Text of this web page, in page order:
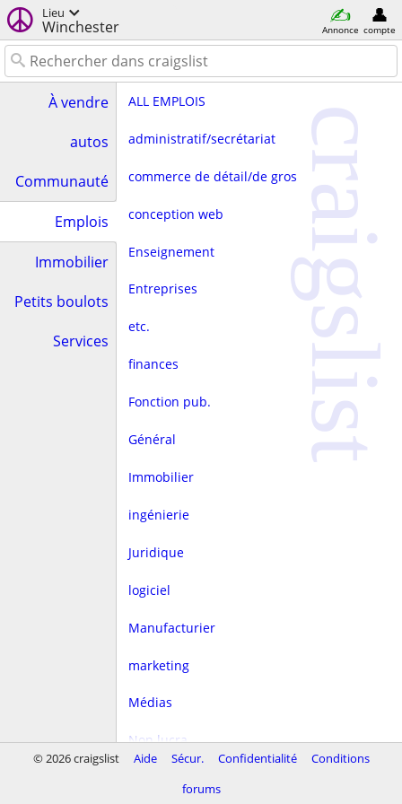
Lieu
Winchester Annonce compte
À vendre
autos
Communauté
Emplois
Immobilier
Petits boulots
Services
ALL EMPLOIS
administratif/secrétariat
commerce de détail/de gros
conception web
Enseignement
Entreprises
etc.
finances
Fonction pub.
Général
Immobilier
ingénierie
Juridique
logiciel
Manufacturier
marketing
Médias
Non lucra.
craigslist
© 2026 craigslist Aide Sécur. Confidentialité
Conditions
forums